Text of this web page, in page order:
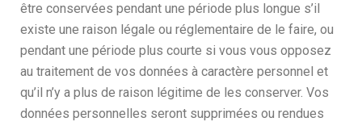
être conservées pendant une période plus longue s’il
existe une raison légale ou réglementaire de le faire, ou
pendant une période plus courte si vous vous opposez
au traitement de vos données à caractère personnel et
qu’il n’y a plus de raison légitime de les conserver. Vos
données personnelles seront supprimées ou rendues